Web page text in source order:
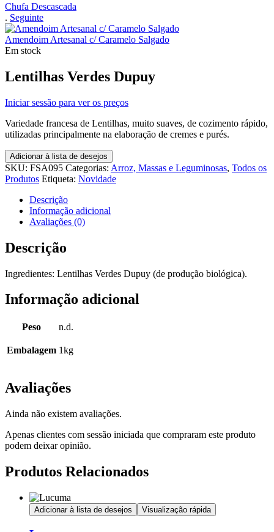
Chufa Descascada
. Seguinte
Amendoim Artesanal c/ Caramelo Salgado
Em stock
Lentilhas Verdes Dupuy
Iniciar sessão para ver os preços
Variedade francesa de Lentilhas, muito suaves, de cozimento rápido,
utilizadas principalmente na elaboração de cremes e purés.
Adicionar à lista de desejos
SKU: FSA095 Categorias: Arroz, Massas e Leguminosas, Todos os
Produtos Etiqueta: Novidade
Descrição
Informação adicional
Avaliações (0)
Descrição
Ingredientes: Lentilhas Verdes Dupuy (de produção biológica).
Informação adicional
Peso n.d.
Embalagem 1kg
Avaliações
Ainda não existem avaliações.
Apenas clientes com sessão iniciada que compraram este produto
podem deixar opinião.
Produtos Relacionados
Adicionar à lista de desejos Visualização rápida